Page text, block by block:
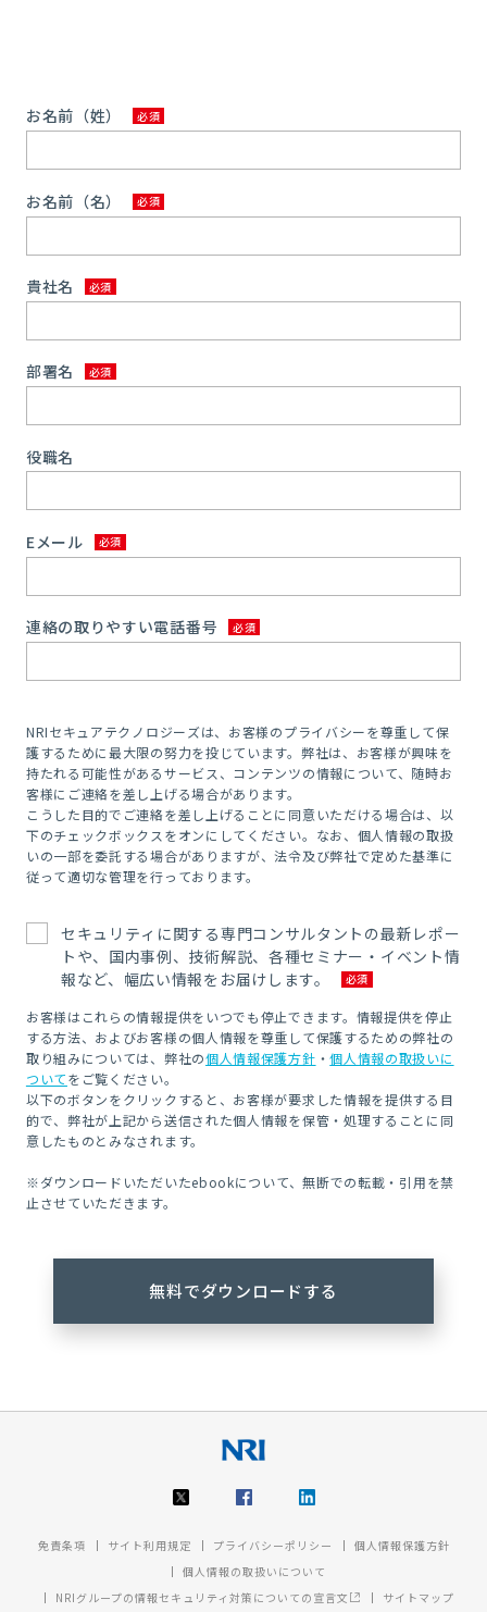
お名前（姓）
お名前（名）
貴社名
部署名
役職名
Eメール
連絡の取りやすい電話番号
NRIセキュアテクノロジーズは、お客様のプライバシーを尊重して保
護するために最大限の努力を投じています。弊社は、お客様が興味を
持たれる可能性があるサービス、コンテンツの情報について、随時お
客様にご連絡を差し上げる場合があります。
こうした目的でご連絡を差し上げることに同意いただける場合は、以
下のチェックボックスをオンにしてください。なお、個人情報の取扱
いの一部を委託する場合がありますが、法令及び弊社で定めた基準に
従って適切な管理を行っております。
セキュリティに関する専門コンサルタントの最新レポー
トや、国内事例、技術解説、各種セミナー・イベント情
報など、幅広い情報をお届けします。
お客様はこれらの情報提供をいつでも停止できます。情報提供を停止
する方法、およびお客様の個人情報を尊重して保護するための弊社の
取り組みについては、弊社の個人情報保護方針 ・個人情報の取扱いに
ついてをご覧ください。
以下のボタンをクリックすると、お客様が要求した情報を提供する目
的で、弊社が上記から送信された個人情報を保管・処理することに同
意したものとみなされます。
※ダウンロードいただいたebookについて、無断での転載・引用を禁
止させていただきます。
免責条項 サイト利用規定 プライバシーポリシー
個人情報保護方針
個人情報の取扱いについて
NRIグループの情報セキュリティ対策についての宣言文
サイトマップ